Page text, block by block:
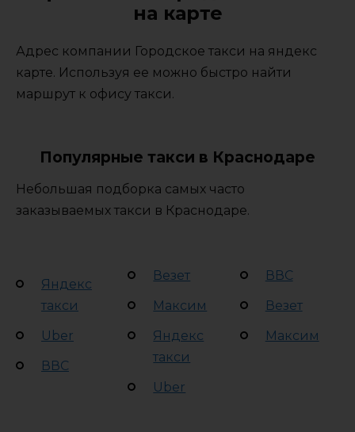
на карте
Адрес компании Городское такси на яндекс
карте. Используя ее можно быстро найти
маршрут к офису такси.
Популярные такси в Краснодаре
Небольшая подборка самых часто
заказываемых такси в Краснодаре.
Яндекс
такси
Uber
ВВС
Везет
Максим
Яндекс
такси
Uber
ВВС
Везет
Максим